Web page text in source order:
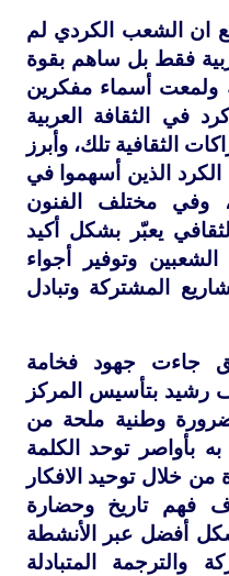
ان الشعب الكردي لم
فقط بل ساهم بقوة
ولمعت أسماء مفكرين
في الثقافة العربية
الثقافية تلك، وأبرز
الكرد الذين أسهموا في
وفي مختلف الفنون
يعبّر بشكل أكيد
وتوفير أجواء
المشتركة وتبادل
جاءت جهود فخامة
رشيد بتأسيس المركز
وطنية ملحة من
بأواصر توحد الكلمة
خلال توحيد الافكار
فهم تاريخ وحضارة
أفضل عبر الأنشطة
والترجمة المتبادلة